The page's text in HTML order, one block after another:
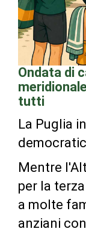
Ondata di
tutti
La Puglia
Mentre
per la
a molte
anziani